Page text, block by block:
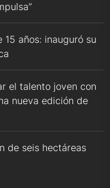
años: inauguró su
el talento joven con
nueva edición de
de seis hectáreas